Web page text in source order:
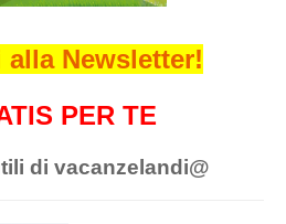
Newsletter!
PER TE
di vacanzelandi@